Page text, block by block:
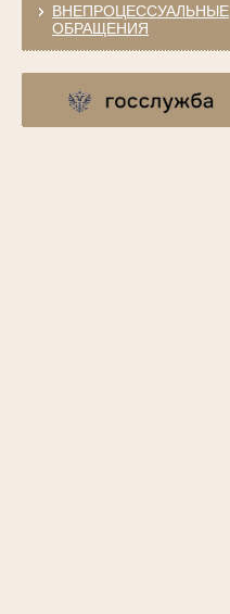
ВНЕПРОЦЕССУАЛЬНЫЕ
ОБРАЩЕНИЯ